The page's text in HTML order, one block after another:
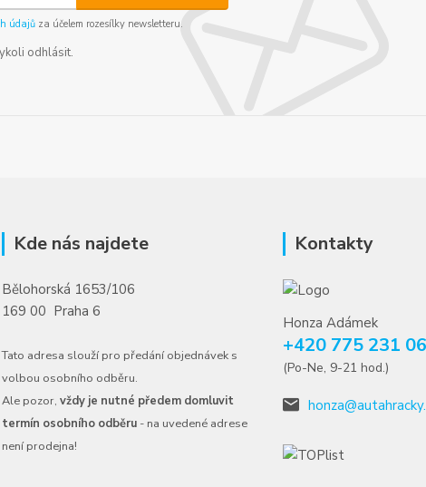
údajůza účelem rozesílky newsletteru.
odhlásit.
Kde nás najdete
Bělohorská 1653/106
169 00 Praha 6
Tato adresa slouží pro předání objednávek s
volbou osobního odběru.
Ale pozor, vždy je nutné předem domluvit
termín osobního odběru - na uvedené adrese
není prodejna!
Kontakty
Honza Adámek
+420 775 231
(Po-Ne, 9-21 hod.)